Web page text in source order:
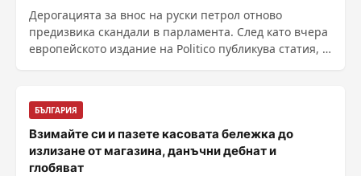
Дерогацията за внос на руски петрол отново
предизвика скандали в парламента. След като вчера
европейското издание на Politico публикува статия, в
БЪЛГАРИЯ
Взимайте си и пазете касовата бележка до
излизане от магазина, данъчни дебнат и
глобяват